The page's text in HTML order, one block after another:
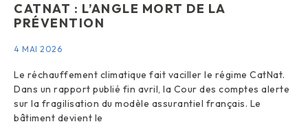
CATNAT : L’ANGLE MORT DE LA
PRÉVENTION
4 MAI 2026
Le réchauffement climatique fait vaciller le régime CatNat.
Dans un rapport publié fin avril, la Cour des comptes alerte
sur la fragilisation du modèle assurantiel français. Le
bâtiment devient le